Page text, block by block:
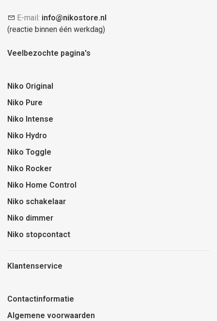
E-mail: info@nikostore.nl
(reactie binnen één werkdag)
Veelbezochte pagina's
Niko Original
Niko Pure
Niko Intense
Niko Hydro
Niko Toggle
Niko Rocker
Niko Home Control
Niko schakelaar
Niko dimmer
Niko stopcontact
Klantenservice
Contactinformatie
Algemene voorwaarden